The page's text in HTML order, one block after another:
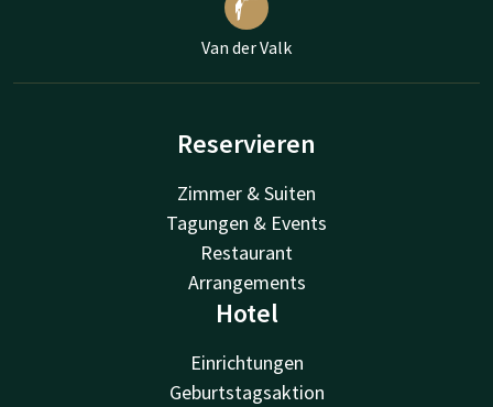
Van der Valk
Reservieren
Zimmer & Suiten
Tagungen & Events
Restaurant
Arrangements
Hotel
Einrichtungen
Geburtstagsaktion